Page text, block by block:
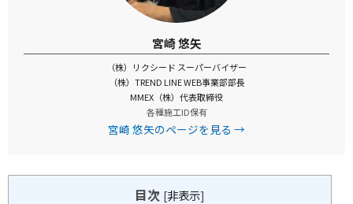
宮崎 悠矢
（株）リクシード スーパーバイザー
（株）TREND LINE WEB事業部部長
MMEX（株）代表取締役
各種施工ID保有
宮崎 悠矢のページを見る →
目次 [非表示]